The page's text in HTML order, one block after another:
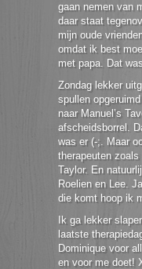
gaan nemen van
daar staat
mijn oude
omdat ik best
met papa. Dat
Zondag lekker
spullen
naar Manuel’s
afscheidsborrel.
was er (-;. Maar
therapeuten
Taylor. En
Roelien en Lee.
die komt hoop ik
Ik ga lekker
laatste
Dominique voor
en voor me doet!